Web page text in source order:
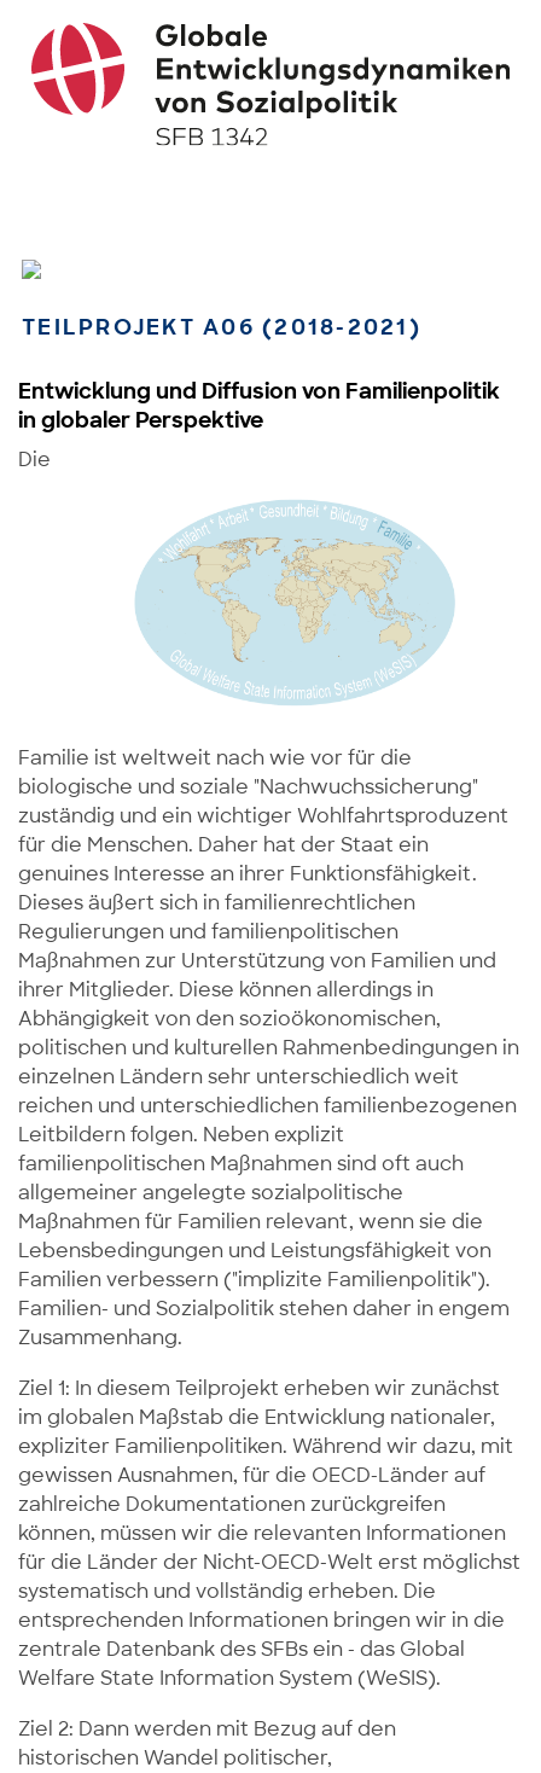
TEILPROJEKT A06 (2018-2021)
Entwicklung und Diffusion von Familienpolitik
in globaler Perspektive
Die
Familie ist weltweit nach wie vor für die
biologische und soziale "Nachwuchssicherung"
zuständig und ein wichtiger Wohlfahrtsproduzent
für die Menschen. Daher hat der Staat ein
genuines Interesse an ihrer Funktionsfähigkeit.
Dieses äußert sich in familienrechtlichen
Regulierungen und familienpolitischen
Maßnahmen zur Unterstützung von Familien und
ihrer Mitglieder. Diese können allerdings in
Abhängigkeit von den sozioökonomischen,
politischen und kulturellen Rahmenbedingungen in
einzelnen Ländern sehr unterschiedlich weit
reichen und unterschiedlichen familienbezogenen
Leitbildern folgen. Neben explizit
familienpolitischen Maßnahmen sind oft auch
allgemeiner angelegte sozialpolitische
Maßnahmen für Familien relevant, wenn sie die
Lebensbedingungen und Leistungsfähigkeit von
Familien verbessern ("implizite Familienpolitik").
Familien- und Sozialpolitik stehen daher in engem
Zusammenhang.
Ziel 1: In diesem Teilprojekt erheben wir zunächst
im globalen Maßstab die Entwicklung nationaler,
expliziter Familienpolitiken. Während wir dazu, mit
gewissen Ausnahmen, für die OECD-Länder auf
zahlreiche Dokumentationen zurückgreifen
können, müssen wir die relevanten Informationen
für die Länder der Nicht-OECD-Welt erst möglichst
systematisch und vollständig erheben. Die
entsprechenden Informationen bringen wir in die
zentrale Datenbank des SFBs ein - das Global
Welfare State Information System (WeSIS).
Ziel 2: Dann werden mit Bezug auf den
historischen Wandel politischer,